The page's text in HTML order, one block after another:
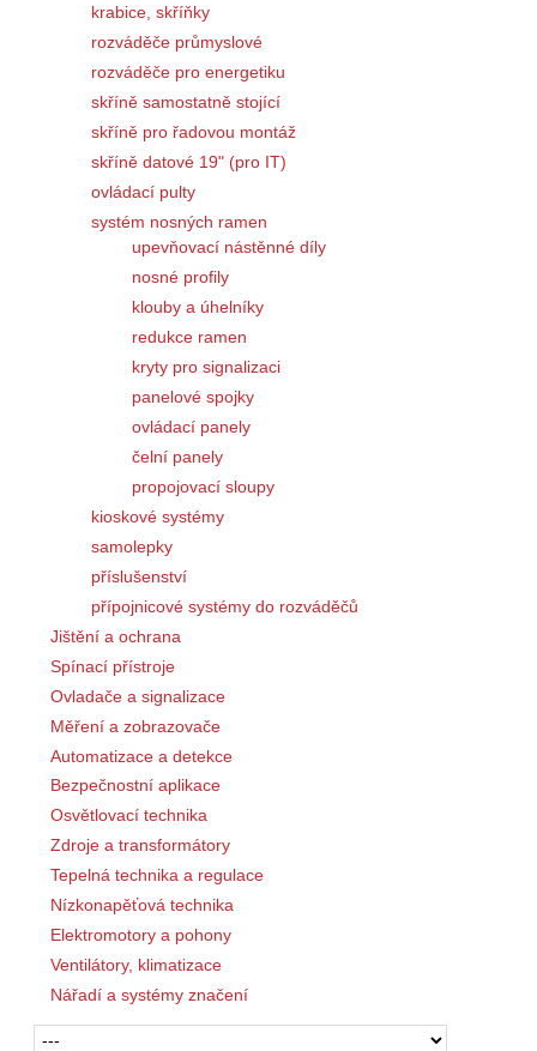
krabice, skříňky
rozváděče průmyslové
rozváděče pro energetiku
skříně samostatně stojící
skříně pro řadovou montáž
skříně datové 19" (pro IT)
ovládací pulty
systém nosných ramen
upevňovací nástěnné díly
nosné profily
klouby a úhelníky
redukce ramen
kryty pro signalizaci
panelové spojky
ovládací panely
čelní panely
propojovací sloupy
kioskové systémy
samolepky
příslušenství
přípojnicové systémy do rozváděčů
Jištění a ochrana
Spínací přístroje
Ovladače a signalizace
Měření a zobrazovače
Automatizace a detekce
Bezpečnostní aplikace
Osvětlovací technika
Zdroje a transformátory
Tepelná technika a regulace
Nízkonapěťová technika
Elektromotory a pohony
Ventilátory, klimatizace
Nářadí a systémy značení